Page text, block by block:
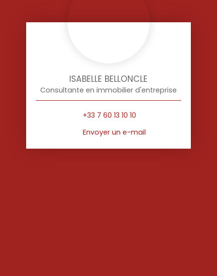
ISABELLE BELLONCLE
Consultante en immobilier d'entreprise
+33 7 60 13 10 10
Envoyer un e-mail